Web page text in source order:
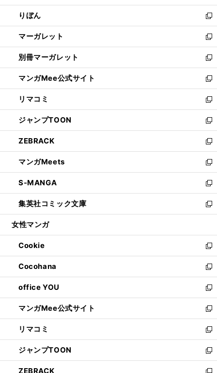
開
く
ウ
で
開
く
ン
ド
ウ
で
開
く
ウ
ィ
ン
ド
ウ
で
開
く
りぼん
新
し
い
ウ
ィ
ン
ド
ウ
で
開
く
マーガレット
新
し
い
ウ
ィ
ン
ド
ウ
で
開
く
別冊マーガレット
新
し
い
ウ
ィ
ン
ド
ウ
で
開
く
マンガMee公式サイト
新
し
い
ウ
ィ
ン
ド
ウ
で
開
く
リマコミ
新
し
い
ウ
ィ
ン
ド
ウ
で
開
く
ジャンプTOON
新
し
い
ウ
ィ
ン
ド
ウ
で
開
ZEBRACK
新
し
い
ウ
ィ
ン
ド
ウ
開
く
マンガMeets
新
し
い
ウ
ィ
ン
ウ
で
開
く
S-MANGA
新
し
い
ウ
ン
ド
ウ
で
開
く
集英社コミック文庫
新
し
ウ
ィ
ン
ド
ウ
で
開
く
女性マンガ
Cookie
新
し
い
ウ
ィ
ン
ド
ウ
で
開
く
Cocohana
新
し
い
ウ
ィ
ン
ド
ウ
で
開
く
office YOU
新
し
い
ウ
ィ
ン
ド
ウ
で
マンガMee公式サイト
新
し
い
ウ
ィ
ン
リマコミ
新
し
い
ウ
ジャンプTOON
新
し
ZEBRACK